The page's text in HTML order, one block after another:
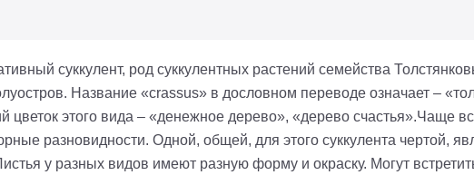
суккулент, род суккулентных растений семейства
Название «crassus» в дословном переводе означает –
этого вида – «денежное дерево», «дерево счастья».Чаще
разновидности. Одной, общей, для этого суккулента чертой,
у разных видов имеют разную форму и окраску. Могут